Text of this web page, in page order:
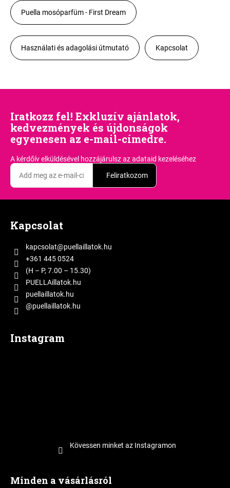
Puella mosóparfüm - First Dream
Használati és adagolási útmutató Kapcsolat
Iratkozz fel! Exkluzív ajánlatok,
kedvezmények és újdonságok
egyenesen az e-mail-címedre.
A kérdőív elküldésével hozzájárulszaz adataid kezeléséhez
Feliratkozom
Kapcsolat
kapcsolat@puellaillatok.hu
+361 445 0524
(H – P, 7.00 – 15.30)
PUELLAillatok.hu
puellaillatok.hu
@puellaillatok.hu
Instagram
Kövessen minket az Instagramon
Minden a vásárlásról